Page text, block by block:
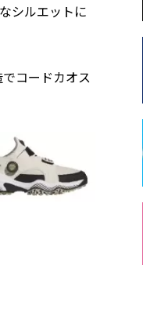
シルエットに
コードカオス